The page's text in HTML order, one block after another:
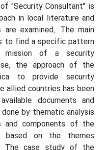
"Security Consultant" is
in local literature and
examined. The main
to find a specific pattern
of a security
the approach of the
to provide security
allied countries has been
documents and
by thematic analysis
and components of the
based on the themes